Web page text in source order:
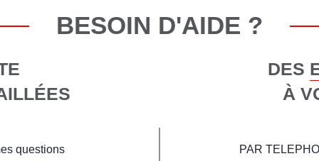
BESOIN D'AIDE ?
questions
DES
À
PAR